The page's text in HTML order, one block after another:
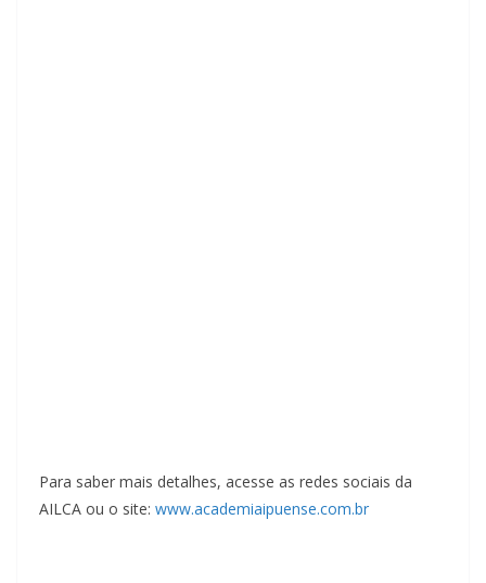
Para saber mais detalhes, acesse as redes sociais da
AILCA ou o site: www.academiaipuense.com.br